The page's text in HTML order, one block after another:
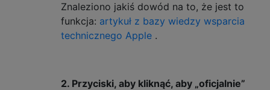
Znaleziono jakiś dowód na to, że jest to
funkcja: artykuł z bazy wiedzy wsparcia
technicznego Apple .
2. Przyciski, aby kliknąć, aby „oficjalnie”